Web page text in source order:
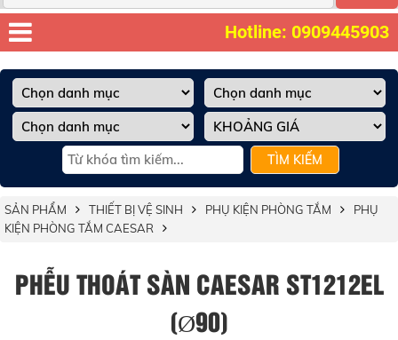
Hotline: 0909445903
TÌM KIẾM
SẢN PHẨM THIẾT BỊ VỆ SINH PHỤ KIỆN PHÒNG TẮM
PHỤ
KIỆN PHÒNG TẮM CAESAR
PHỄU THOÁT SÀN CAESAR ST1212EL
(Ø90)